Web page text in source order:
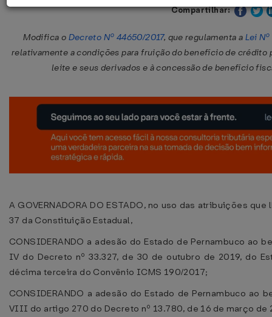
Compartilhar:
Modifica o Decreto Nº 44650/2017, que regulamenta a Lei
relativamente a condições para fruição do benefício de crédito
leite e seus derivados e à concessão de benefício
A GOVERNADORA DO ESTADO, no uso das atribuições
37 da Constituição Estadual,
CONSIDERANDO a adesão do Estado de Pernambuco ao
IV do Decreto nº 33.327, de 30 de outubro de 2019, do
décima terceira do Convênio ICMS 190/2017;
CONSIDERANDO a adesão do Estado de Pernambuco ao
VIII do artigo 270 do Decreto nº 13.780, de 16 de março de